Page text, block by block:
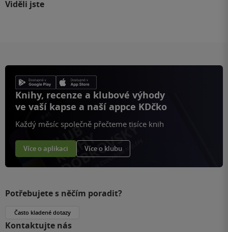
Viděli jste
Knihy, recenze a klubové výhody
ve vaší kapse a naší appce KDčko
Každý měsíc společně přečteme tisíce knih
Více o aplikaci Více o klubu
Potřebujete s něčím poradit?
Často kladené dotazy
Kontaktujte nás